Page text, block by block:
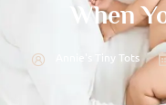
When
Annie's Tiny Tots